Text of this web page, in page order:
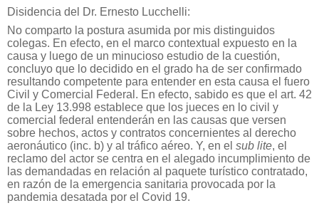
Disidencia del Dr. Ernesto Lucchelli:
No comparto la postura asumida por mis distinguidos
colegas. En efecto, en el marco contextual expuesto en la
causa y luego de un minucioso estudio de la cuestión,
concluyo que lo decidido en el grado ha de ser confirmado
resultando competente para entender en esta causa el fuero
Civil y Comercial Federal. En efecto, sabido es que el art. 42
de la Ley 13.998 establece que los jueces en lo civil y
comercial federal entenderán en las causas que versen
sobre hechos, actos y contratos concernientes al derecho
aeronáutico (inc. b) y al tráfico aéreo. Y, en el sub lite, el
reclamo del actor se centra en el alegado incumplimiento de
las demandadas en relación al paquete turístico contratado,
en razón de la emergencia sanitaria provocada por la
pandemia desatada por el Covid 19.